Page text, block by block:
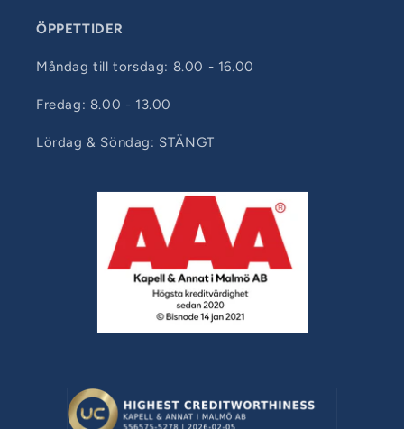
ÖPPETTIDER
Måndag till torsdag: 8.00 - 16.00
Fredag: 8.00 - 13.00
Lördag & Söndag: STÄNGT